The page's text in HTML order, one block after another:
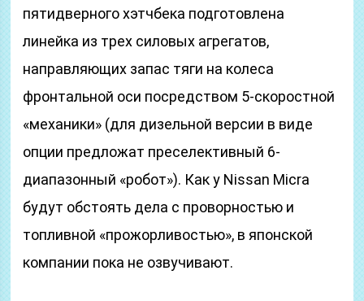
пятидверного хэтчбека подготовлена
линейка из трех силовых агрегатов,
направляющих запас тяги на колеса
фронтальной оси посредством 5-скоростной
«механики» (для дизельной версии в виде
опции предложат преселективный 6-
диапазонный «робот»). Как у Nissan Micra
будут обстоять дела с проворностью и
топливной «прожорливостью», в японской
компании пока не озвучивают.